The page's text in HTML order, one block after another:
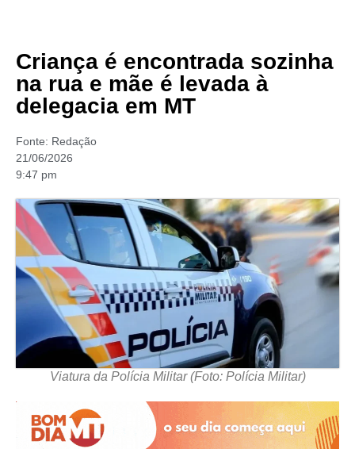
Criança é encontrada sozinha
na rua e mãe é levada à
delegacia em MT
Fonte: Redação
21/06/2026
9:47 pm
Viatura da Polícia Militar (Foto: Polícia Militar)